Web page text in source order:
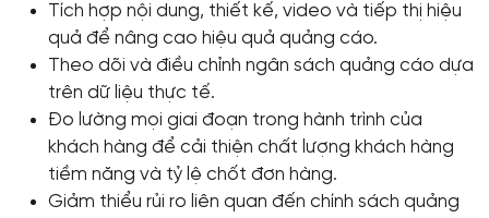
Tích hợp nội dung, thiết kế, video và tiếp thị hiệu
quả để nâng cao hiệu quả quảng cáo.
Theo dõi và điều chỉnh ngân sách quảng cáo dựa
trên dữ liệu thực tế.
Đo lường mọi giai đoạn trong hành trình của
khách hàng để cải thiện chất lượng khách hàng
tiềm năng và tỷ lệ chốt đơn hàng.
Giảm thiểu rủi ro liên quan đến chính sách quảng